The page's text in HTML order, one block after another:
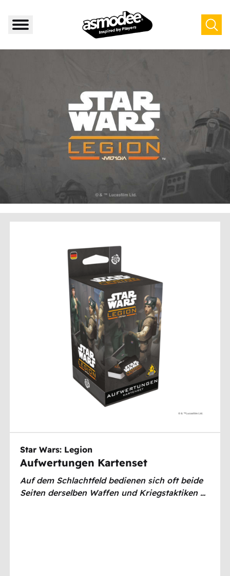
Star Wars: Legion
Aufwertungen Kartenset
Auf dem Schlachtfeld bedienen sich oft beide
Seiten derselben Waffen und Kriegstaktiken …